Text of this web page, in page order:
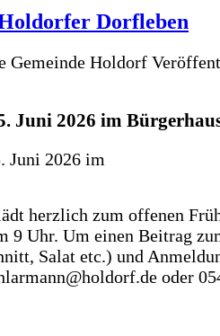
Dorfleben
Gemeinde Holdorf
Juni 2026 im
herzlich zum offenen
9 Uhr. Um einen Beitrag
Salat etc.) und
oder